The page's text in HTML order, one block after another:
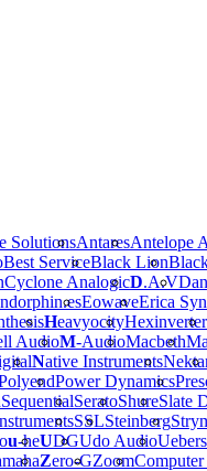
SolutionsAntaresAntelope
Best ServiceBlack Lion
Cyclone AnalogicD.A.V
EowaveErica
HeavyocityHexinverter
AudioM-AudioMacbeth
Native Instruments
Power Dynamics
SequentialSeratoShureSlate
SSLSteinberg
u-heUDGUdo Audio
Zero-GZoom